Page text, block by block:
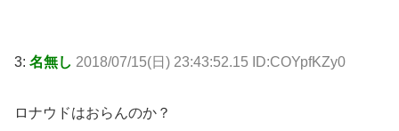
3: 名無し 2018/07/15(日) 23:43:52.15 ID:COYpfKZy0
ロナウドはおらんのか？